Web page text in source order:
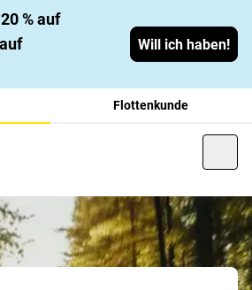
% auf
Will ich haben!
Flottenkunde